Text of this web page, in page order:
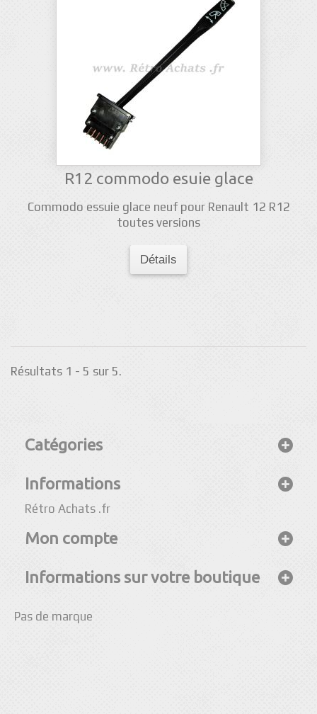
R12 commodo esuie glace
Commodo essuie glace neuf pour Renault 12 R12
toutes versions
Détails
Résultats 1 - 5 sur 5.
Catégories
Informations
Rétro Achats .fr
Mon compte
Informations sur votre boutique
Pas de marque